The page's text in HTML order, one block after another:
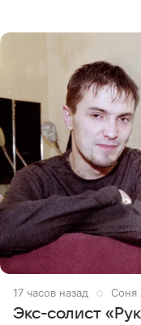
17 часов назад Соня
Экс-солист